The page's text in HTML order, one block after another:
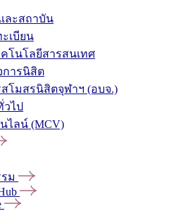
ละสถาบัน
เบียน
โนโลยีสารสนเทศ
การนิสิต
โมสรนิสิตจุฬาฯ (อบจ.)
ไป
ไลน์ (MCV)
ม